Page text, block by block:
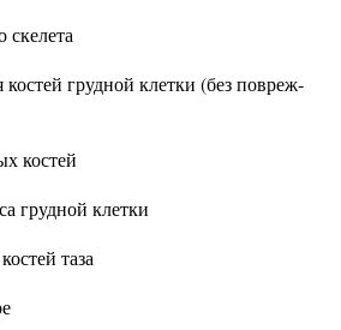
грудной клетки (без повреж­
костей
грудной клетки
таза